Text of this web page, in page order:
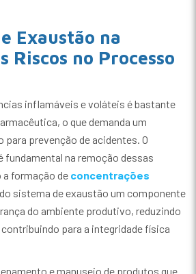
Exaustão na
Riscos no Processo
inflamáveis e voláteis é bastante
o que demanda um
prevenção de acidentes. O
fundamental na remoção dessas
formação de concentrações
do sistema de exaustão um componente
do ambiente produtivo, reduzindo
para a integridade física
e manuseio de produtos que